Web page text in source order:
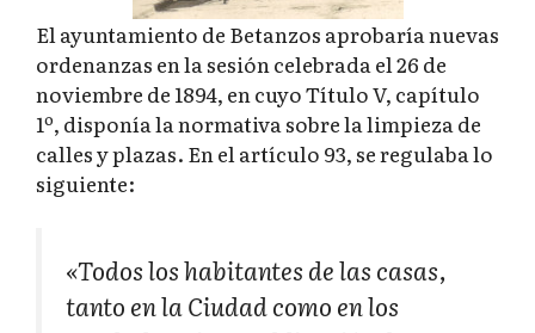
El ayuntamiento de Betanzos aprobaría nuevas
ordenanzas en la sesión celebrada el 26 de
noviembre de 1894, en cuyo Título V, capítulo
1º, disponía la normativa sobre la limpieza de
calles y plazas. En el artículo 93, se regulaba lo
siguiente:
«Todos los habitantes de las casas,
tanto en la Ciudad como en los